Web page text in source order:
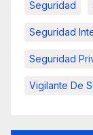
Seguridad
Seguridad
Seguridad
Vigilante De